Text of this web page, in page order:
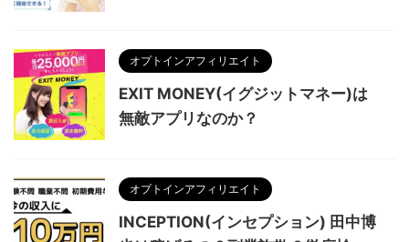
オプトインアフィリエイト
EXIT MONEY(イグジットマネー)は
無敵アプリなのか？
オプトインアフィリエイト
INCEPTION(インセプション) 田中博